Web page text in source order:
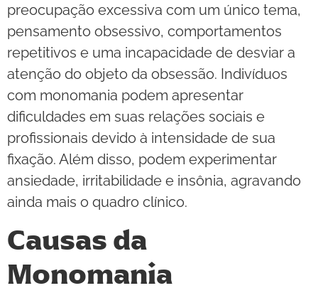
preocupação excessiva com um único tema,
pensamento obsessivo, comportamentos
repetitivos e uma incapacidade de desviar a
atenção do objeto da obsessão. Indivíduos
com monomania podem apresentar
dificuldades em suas relações sociais e
profissionais devido à intensidade de sua
fixação. Além disso, podem experimentar
ansiedade, irritabilidade e insônia, agravando
ainda mais o quadro clínico.
Causas da
Monomania